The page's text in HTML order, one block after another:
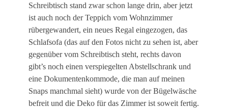
Schreibtisch stand zwar schon lange drin, aber jetzt
ist auch noch der Teppich vom Wohnzimmer
rübergewandert, ein neues Regal eingezogen, das
Schlafsofa (das auf den Fotos nicht zu sehen ist, aber
gegenüber vom Schreibtisch steht, rechts davon
gibt’s noch einen verspiegelten Abstellschrank und
eine Dokumentenkommode, die man auf meinen
Snaps manchmal sieht) wurde von der Bügelwäsche
befreit und die Deko für das Zimmer ist soweit fertig.